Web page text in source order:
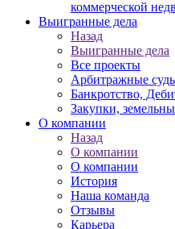
коммерческой
Выигранные дела
Назад
Выигранные дела
Все проекты
Арбитражные
Банкротство,
Закупки,
О компании
Назад
О компании
О компании
История
Наша команда
Отзывы
Карьера